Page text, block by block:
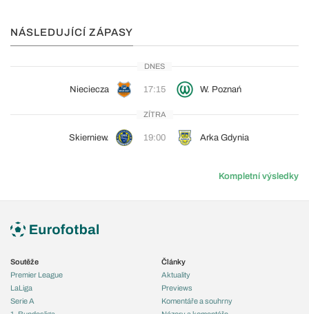
NÁSLEDUJÍCÍ ZÁPASY
DNES
Nieciecza 17:15 W. Poznań
ZÍTRA
Skierniew. 19:00 Arka Gdynia
Kompletní výsledky
Soutěže
Premier League
LaLiga
Serie A
Články
Aktuality
Previews
Komentáře a souhrny